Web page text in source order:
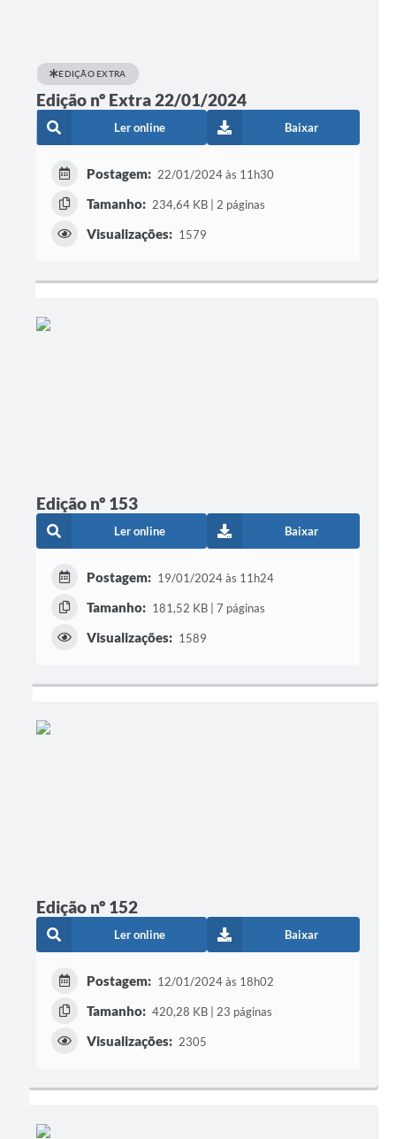
EDIÇÃO EXTRA
Edição nº Extra 22/01/2024
Ler online Baixar
Postagem: 22/01/2024 às 11h30
Tamanho: 234,64 KB | 2 páginas
Visualizações: 1579
Edição nº 153
Ler online Baixar
Postagem: 19/01/2024 às 11h24
Tamanho: 181,52 KB | 7 páginas
Visualizações: 1589
Edição nº 152
Ler online Baixar
Postagem: 12/01/2024 às 18h02
Tamanho: 420,28 KB | 23 páginas
Visualizações: 2305